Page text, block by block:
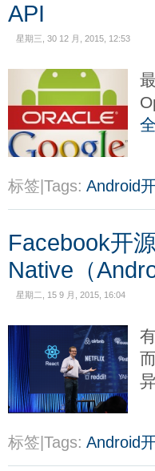
API
星期三, 30 12 月, 2015, 12:53
标签|Tags: Android
Facebook开
Native（
星期二, 15 9 月, 2015, 16:04
标签|Tags: Android